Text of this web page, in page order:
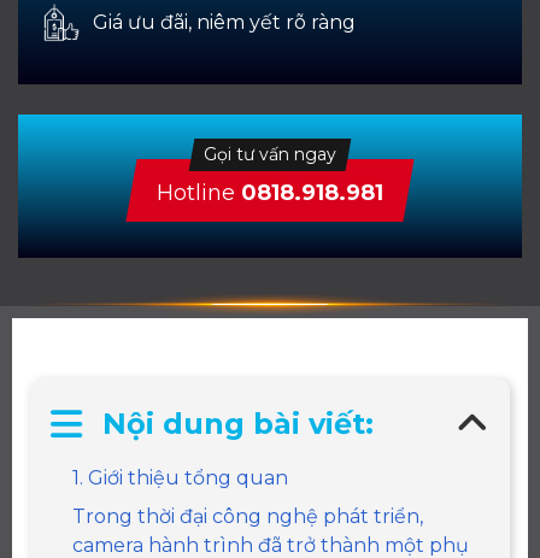
Giá ưu đãi, niêm yết rõ ràng
Gọi tư vấn ngay
Hotline 0818.918.981
Nội dung bài viết:
1. Giới thiệu tổng quan
Trong thời đại công nghệ phát triển,
camera hành trình đã trở thành một phụ